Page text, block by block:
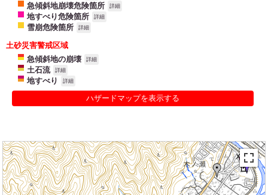
急傾斜地崩壊危険箇所 詳細
地すべり危険箇所 詳細
雪崩危険箇所 詳細
土砂災害警戒区域
急傾斜地の崩壊
詳細
土石流 詳細
地すべり 詳細
ハザードマップを表示する